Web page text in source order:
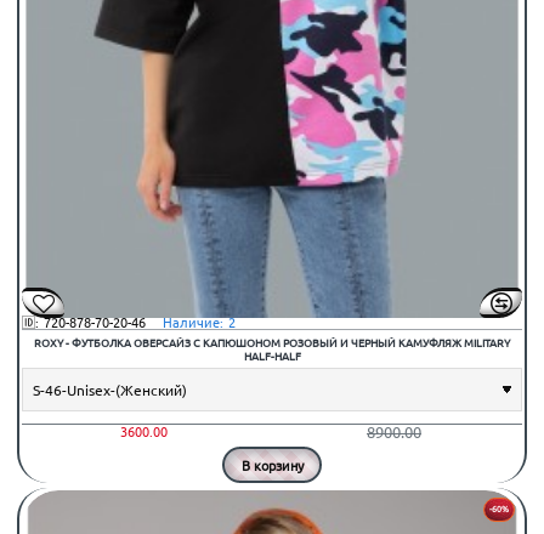
🆔: 720-878-70-20-46 ⠀Наличие: 2
ROXY - ФУТБОЛКА ОВЕРСАЙЗ С КАПЮШОНОМ РОЗОВЫЙ И ЧЕРНЫЙ КАМУФЛЯЖ MILITARY
HALF-HALF
3600.00 8900.00
В корзину
-60%